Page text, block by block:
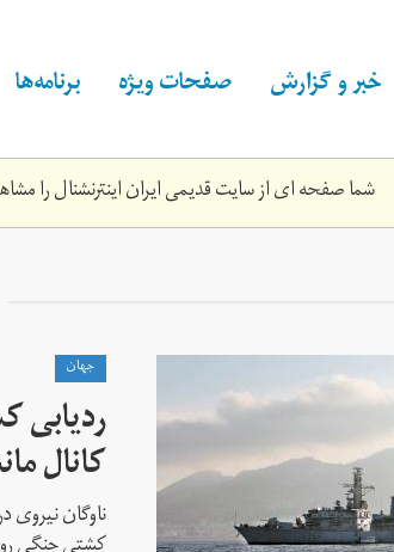
خبر و گزارش صفحات ویژه برنامه‌ها
شما صفحه ای از سایت قدیمی ایران اینترنشنال را
جهان
کانال
ناوگان نیروی